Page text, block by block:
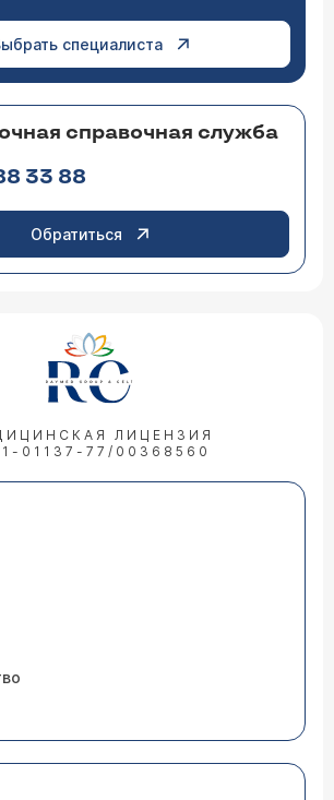
специалиста
справочная служба
33 88
Обратиться
ЛИЦЕНЗИЯ
01137-77/00368560